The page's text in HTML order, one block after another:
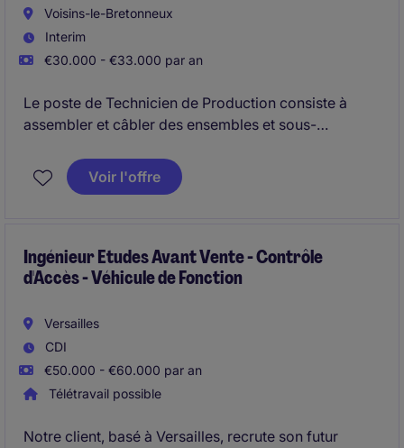
Voisins-le-Bretonneux
Interim
€30.000 - €33.000 par an
Le poste de Technicien de Production consiste à
assembler et câbler des ensembles et sous-
des standards de production définis
sociétés (PME, PMI et grands Groupes).
Voir l'offre
Ingénieur Etudes Avant Vente - Contrôle
d'Accès - Véhicule de Fonction
Versailles
CDI
€50.000 - €60.000 par an
Télétravail possible
Notre client, basé à Versailles, recrute son futur